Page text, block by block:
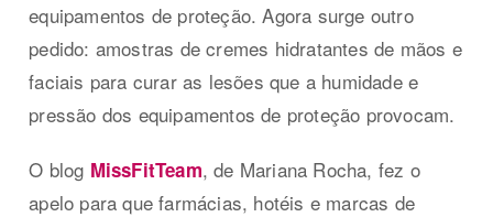
equipamentos de proteção. Agora surge outro
pedido: amostras de cremes hidratantes de mãos e
faciais para curar as lesões que a humidade e
pressão dos equipamentos de proteção provocam.
O blog MissFitTeam, de Mariana Rocha, fez o
apelo para que farmácias, hotéis e marcas de